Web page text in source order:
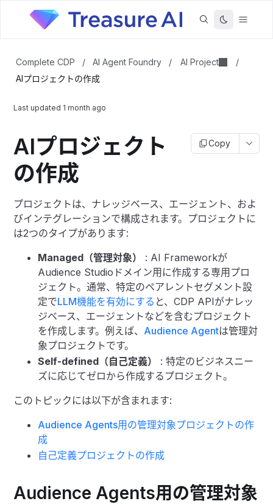
Complete CDP / AI Agent Foundry / AI Project
/
AIプロジェクトの作成
Last updated 1 month ago
AIプロジェクト
の作成
Copy
プロジェクトは、ナレッジベース、エージェント、およ
びインテグレーションで構成されます。プロジェクトに
は2つのタイプがあります:
Managed（管理対象）
: AI Frameworkが
Audience Studioドメイン用に作成する専用プロ
ジェクト。通常、特定のペアレントセグメント設
定でLLM機能を有効にする と、CDP APIがナレッ
ジベース、エージェントなどを含むプロジェクト
を作成します。例えば、 Audience Agentは管理対
象プロジェクトです。
Self-defined（自己定義）
: 特定のビジネスニー
ズに応じてゼロから作成するプロジェクト。
このトピックには以下が含まれます:
Audience Agents用の管理対象プロジェクトの作
成
自己定義プロジェクトの作成
Audience Agents用の管理対象